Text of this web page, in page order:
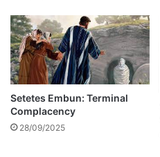
Setetes Embun: Terminal
Complacency
28/09/2025